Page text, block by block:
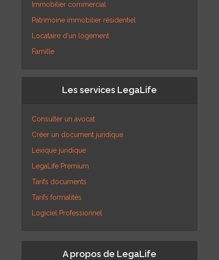
Immobilier commercial
Patrimoine immobilier résidentiel
Locataire d'un logement
Famille
Les services LegaLife
Consulter un avocat
Créer un document juridique
Lexique juridique
LegaLife Premium
Tarifs documents
Tarifs formalités
Logiciel Professionnel
A propos de LegaLife